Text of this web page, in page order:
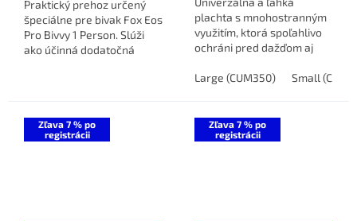
Praktický prehoz určený
špeciálne pre bivak Fox Eos
Pro Bivvy 1 Person. Slúži
ako účinná dodatočná
plachta s mnohostranným
využitím, ktorá spoľahlivo
ochráni pred dažďom aj
je praktický doplnok pre
Large (CUM350) Small
Zľava 7 % po
registrácii
Zľava 7 % po
registrácii